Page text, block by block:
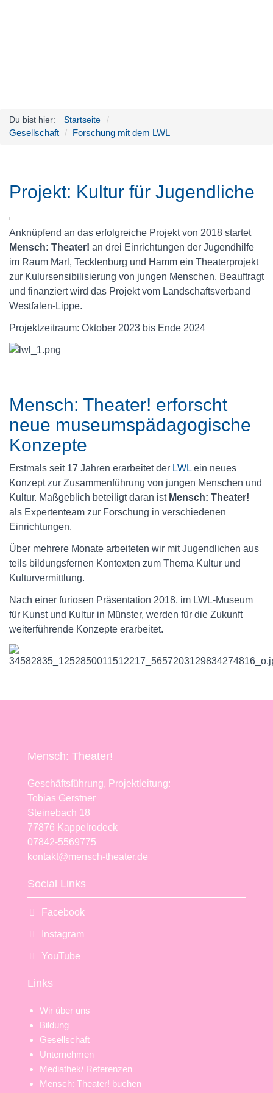
Du bist hier: Startseite
Gesellschaft Forschung mit dem LWL
Projekt: Kultur für Jugendliche
Anknüpfend an das erfolgreiche Projekt von 2018 startet
Mensch: Theater! an drei Einrichtungen der Jugendhilfe
im Raum Marl, Tecklenburg und Hamm ein Theaterprojekt
zur Kulursensibilisierung von jungen Menschen. Beauftragt
und finanziert wird das Projekt vom Landschaftsverband
Westfalen-Lippe.
Projektzeitraum: Oktober 2023 bis Ende 2024
Mensch: Theater! erforscht
neue museumspädagogische
Konzepte
Erstmals seit 17 Jahren erarbeitet der LWL ein neues
Konzept zur Zusammenführung von jungen Menschen und
Kultur. Maßgeblich beteiligt daran ist Mensch: Theater!
als Expertenteam zur Forschung in verschiedenen
Einrichtungen.
Über mehrere Monate arbeiteten wir mit Jugendlichen aus
teils bildungsfernen Kontexten zum Thema Kultur und
Kulturvermittlung.
Nach einer furiosen Präsentation 2018, im LWL-Museum
für Kunst und Kultur in Münster, werden für die Zukunft
weiterführende Konzepte erarbeitet.
Mensch: Theater!
Geschäftsführung, Projektleitung:
Tobias Gerstner
Steinebach 18
77876 Kappelrodeck
07842-5569775
kontakt@mensch-theater.de
Social Links
Facebook
Instagram
YouTube
Links
Wir über uns
Bildung
Gesellschaft
Unternehmen
Mediathek/ Referenzen
Mensch: Theater! buchen